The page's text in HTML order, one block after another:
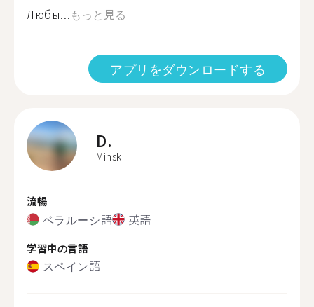
Любы...もっと見る
アプリをダウンロードする
D.
Minsk
流暢
ベラルーシ語 英語
学習中の言語
スペイン語